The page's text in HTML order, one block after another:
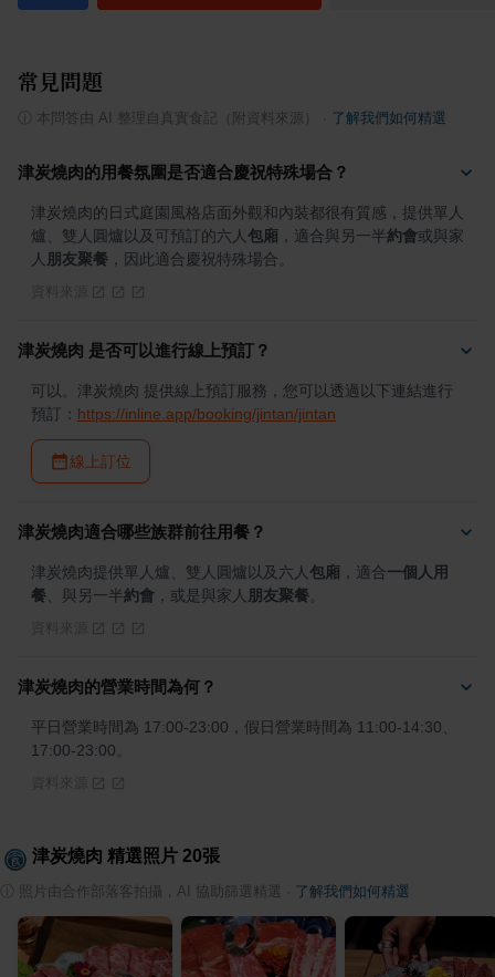
常見問題
本問答由 AI 整理自真實食記（附資料來源） 了解我們如何精選
津炭燒肉的用餐氛圍是否適合慶祝特殊場合？
津炭燒肉的日式庭園風格店面外觀和內裝都很有質感，提供單人
爐、雙人圓爐以及可預訂的六人 包廂 ，適合與另一半約會或與家
人 朋友聚餐 ，因此適合慶祝特殊場合。
津炭燒肉 是否可以進行線上預訂？
可以。津炭燒肉 提供線上預訂服務，您可以透過以下連結進行
預訂： https://inline.app/booking/jintan/jintan
線上訂位
津炭燒肉適合哪些族群前往用餐？
津炭燒肉提供單人爐、雙人圓爐以及六人 包廂 ，適合一個人用
餐 、與另一半約會 ，或是與家人 朋友聚餐
津炭燒肉的營業時間為何？
平日營業時間為 17:00-23:00，假日營業時間為 11:00-14:30、
17:00-23:00。
津炭燒肉 精選照片 20張
照片由合作部落客拍攝，AI 協助篩選精選 了解我們如何精選